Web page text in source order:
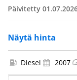
Näytä hinta
Päivitetty
Diesel 2007